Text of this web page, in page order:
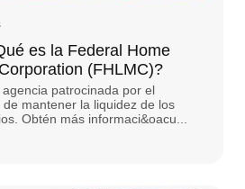
es la Federal Home
(FHLMC)?
patrocinada por el
mantener la liquidez de los
Obtén más informaci&oacu...